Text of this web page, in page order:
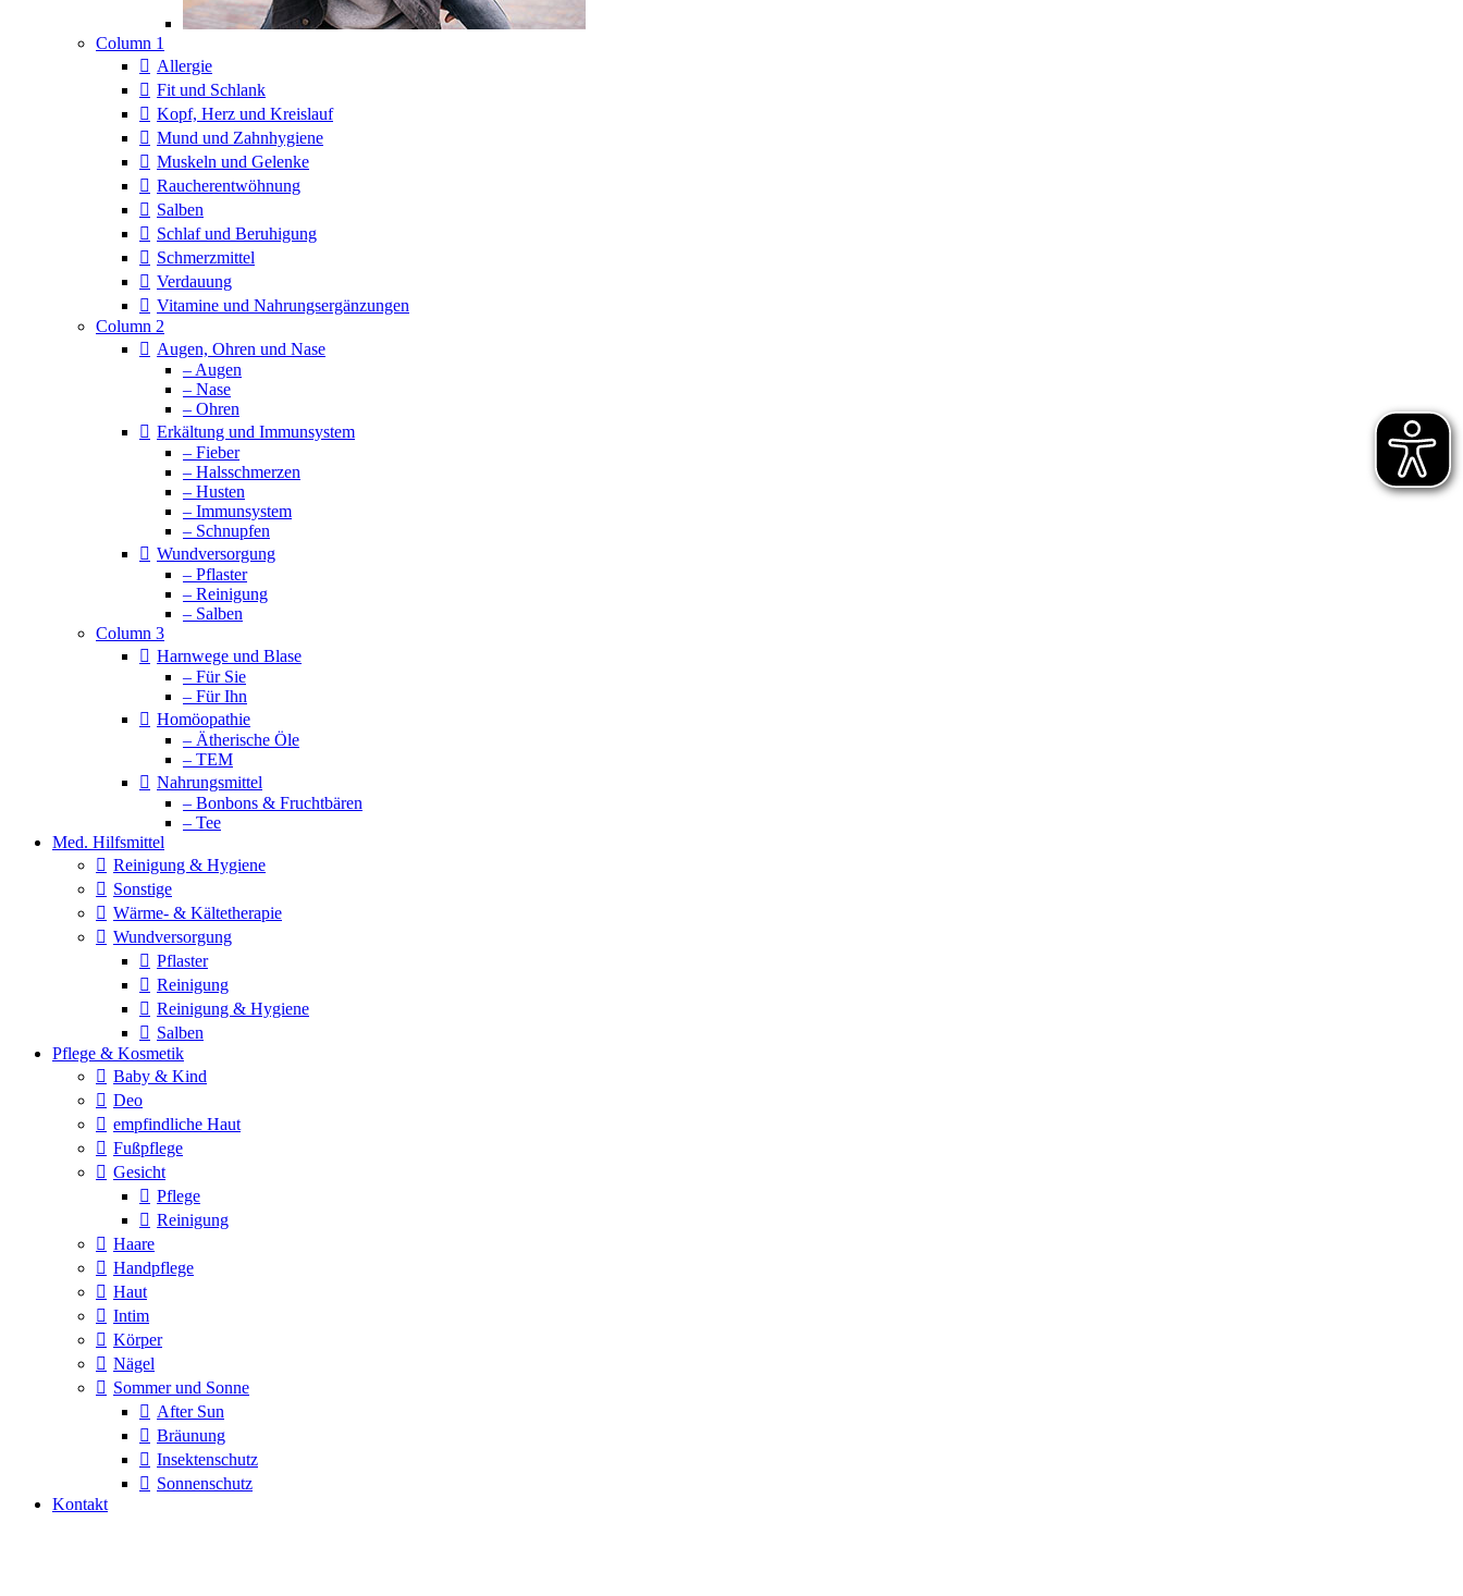
Column 1
Allergie
Fit und Schlank
Kopf, Herz und Kreislauf
Mund und Zahnhygiene
Muskeln und Gelenke
Raucherentwöhnung
Salben
Schlaf und Beruhigung
Schmerzmittel
Verdauung
Vitamine und Nahrungsergänzungen
Column 2
Augen, Ohren und Nase
– Augen
– Nase
– Ohren
Erkältung und Immunsystem
– Fieber
– Halsschmerzen
– Husten
– Immunsystem
– Schnupfen
Wundversorgung
– Pflaster
– Reinigung
– Salben
Column 3
Harnwege und Blase
– Für Sie
– Für Ihn
Homöopathie
– Ätherische Öle
– TEM
Nahrungsmittel
– Bonbons & Fruchtbären
– Tee
Med. Hilfsmittel
Reinigung & Hygiene
Sonstige
Wärme- & Kältetherapie
Wundversorgung
Pflaster
Reinigung
Reinigung & Hygiene
Salben
Pflege & Kosmetik
Baby & Kind
Deo
empfindliche Haut
Fußpflege
Gesicht
Pflege
Reinigung
Haare
Handpflege
Haut
Intim
Körper
Nägel
Sommer und Sonne
After Sun
Bräunung
Insektenschutz
Sonnenschutz
Kontakt